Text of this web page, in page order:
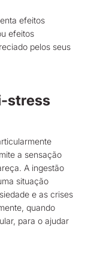
efeitos
efeitos
pelos seus
stress
a sensação
A ingestão
situação
e as crises
quando
para o ajudar